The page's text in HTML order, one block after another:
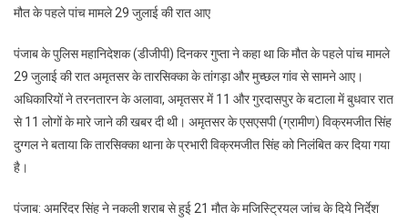
मौत के पहले पांच मामले 29 जुलाई की रात आए
पंजाब के पुलिस महानिदेशक (डीजीपी) दिनकर गुप्ता ने कहा था कि मौत के पहले पांच मामले
29 जुलाई की रात अमृतसर के तारसिक्का के तांगड़ा और मुच्छल गांव से सामने आए।
अधिकारियों ने तरनतारन के अलावा, अमृतसर में 11 और गुरदासपुर के बटाला में बुधवार रात
से 11 लोगों के मारे जाने की खबर दी थी। अमृतसर के एसएसपी (ग्रामीण) विक्रमजीत सिंह
दुग्गल ने बताया कि तारसिक्का थाना के प्रभारी विक्रमजीत सिंह को निलंबित कर दिया गया
है।
पंजाब: अमरिंदर सिंह ने नकली शराब से हुई 21 मौत के मजिस्ट्रियल जांच के दिये निर्देश